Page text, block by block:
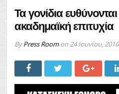
Τα γονίδια
ακαδημαϊκή επιτυχία
ByPress Roomon 24 Ιουνίου, 2016